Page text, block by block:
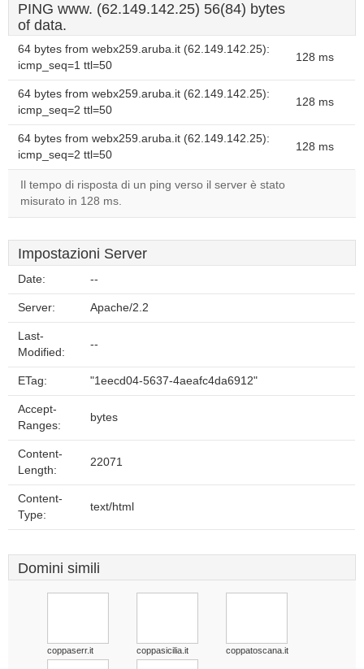
PING www. (62.149.142.25) 56(84) bytes
of data.
64 bytes from webx259.aruba.it (62.149.142.25):
icmp_seq=1 ttl=50
128 ms
64 bytes from webx259.aruba.it (62.149.142.25):
icmp_seq=2 ttl=50
128 ms
64 bytes from webx259.aruba.it (62.149.142.25):
icmp_seq=2 ttl=50
128 ms
Il tempo di risposta di un ping verso il server è stato
misurato in 128 ms.
Impostazioni Server
Date: --
Server: Apache/2.2
Last-
Modified:
--
ETag: "1eecd04-5637-4aeafc4da6912"
Accept-
Ranges:
bytes
Content-
Length:
22071
Content-
Type:
text/html
Domini simili
coppaserr.it coppasicilia.it coppatoscana.it